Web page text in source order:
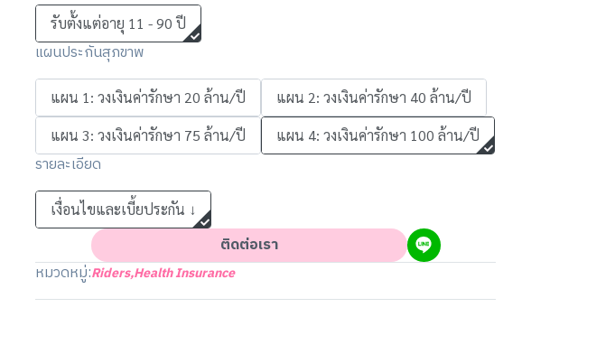
รับตั้งแต่อายุ 11 - 90 ปี
แผนประกันสุภขาพ
แผน 1: วงเงินค่ารักษา 20 ล้าน/ปี
แผน 2: วงเงินค่ารักษา 40 ล้าน/ปี
แผน 3: วงเงินค่ารักษา 75 ล้าน/ปี
แผน 4: วงเงินค่ารักษา 100 ล้าน/ปี
รายละเอียด
เงื่อนไขและเบี้ยประกัน ↓
ติดต่อเรา
หมวดหมู่:Riders,Health Insurance